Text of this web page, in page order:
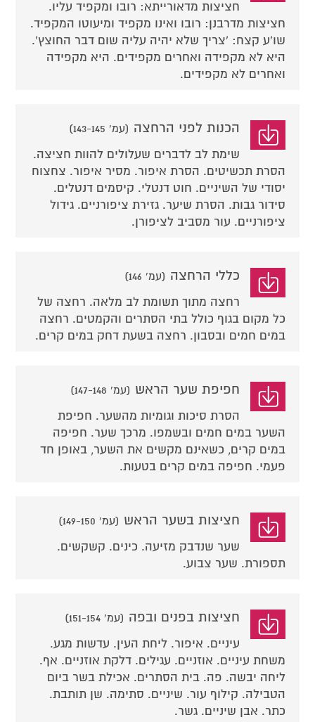
חציצות מדאורייתא: רובו ומקפיד עליו.
חציצות מדרבנן: רובו ואינו מקפיד ומיעוטו המקפיד.
שו'ע קצח: 'צריך שלא יהיה עליה שום דבר החוצץ'.
היא לא מקפידה ואחרים מקפידים. היא מקפידה
ואחרים לא מקפידים.
הכנות לפני הרחצה (עמ' 143-145)
שימת לב לדברים שעלולים להוות חציצה.
הסרת תכשיטים. הסרת איפור. מסיר איפור. צחצוח
יסודי של השיניים. חוט דנטלי. קיסמים דנטלים.
סידור גבות. הסרת שיער. גזירת ציפורניים. גידול
ציפורניים. עור מסביב לציפורן.
כללי הרחצה (עמ' 146)
רחצה מתוך תשומת לב מלאה. רחצה של
כל מקום בגוף כולל בתי הסתרים והקמטים. רחצה
במים חמים ובסבון. רחצה בשעת דחק במים קרים.
חפיפת שער הראש (עמ' 147-148)
הסרת סיכות וגומיות מהשער. חפיפת
השער במים חמים ובשמפו. מרכך שער. חפיפה
במים קרים, כשאינם מקשים את השער, באופן חד
פעמי. חפיפה במים קרים בטעות.
חציצות בשער הראש (עמ' 149-150)
שער שנדבק מזיעה. כינים. קשקשים.
תספורת. שער צבוע.
חציצות בפנים ובפה (עמ' 151-154)
עיניים. איפור. ליחת העין. עדשות מגע.
משחת עיניים. אוזניים. עגילים. דלקת אוזניים. אף.
ליחה יבשה. פה. בית הסתרים. אכילת בשר ביום
הטבילה. קילוף עור. שיניים. סתימה. שן תותבת.
כתר. אבן שיניים. גשר.